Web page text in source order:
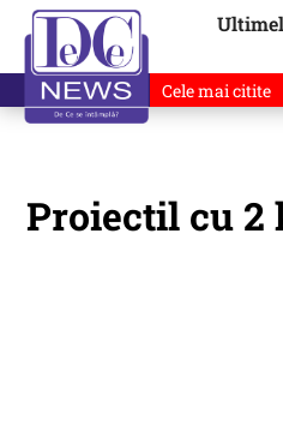
Cele mai citite
Proiectil cu 2